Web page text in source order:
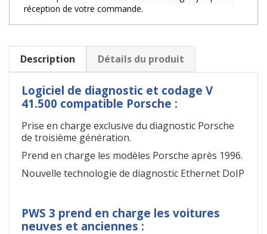
réception de votre commande.
Description Détails du produit
Logiciel de diagnostic et codage V
41.500 compatible Porsche :
Prise en charge exclusive du diagnostic Porsche
de troisième génération.
Prend en charge les modèles Porsche après 1996.
Nouvelle technologie de diagnostic Ethernet DoIP
PWS 3 prend en charge les voitures
neuves et anciennes :